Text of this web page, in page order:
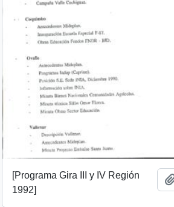
al portapapeles
[Programa Gira III y IV Región
1992]